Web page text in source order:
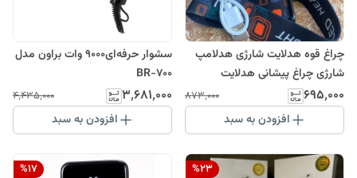
چراغ قوه هدلایت شارژی هدلامپ
شارژی چراغ پیشانی هدلایت
نورافکن
۶۹۵٬۰۰۰ ۸۷۳٬۰۰۰
افزودن به سبد
سشوار حرفه‌ای9000 وات براون مدل
BR-700
۳٬۶۸۱٬۰۰۰ ۴٬۴۳۵٬۰۰۰
افزودن به سبد
%23
%17